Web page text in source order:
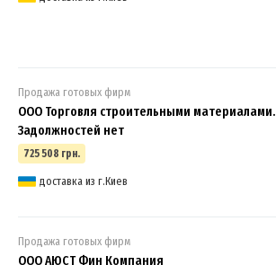
Продажа готовых фирм
ООО Торговля строительными материалами.
Задолжностей нет
725 508 грн.
доставка из г.Киев
Продажа готовых фирм
ООО АЮСТ Фин Компания